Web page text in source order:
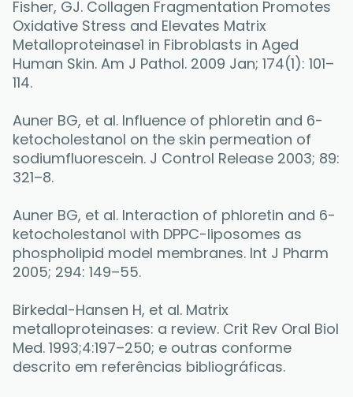
Fisher, GJ. Collagen Fragmentation Promotes
Oxidative Stress and Elevates Matrix
Metalloproteinase1 in Fibroblasts in Aged
Human Skin. Am J Pathol. 2009 Jan; 174(1): 101–
114.
Auner BG, et al. Influence of phloretin and 6-
ketocholestanol on the skin permeation of
sodiumfluorescein. J Control Release 2003; 89:
321–8.
Auner BG, et al. Interaction of phloretin and 6-
ketocholestanol with DPPC-liposomes as
phospholipid model membranes. Int J Pharm
2005; 294: 149–55.
Birkedal-Hansen H, et al. Matrix
metalloproteinases: a review. Crit Rev Oral Biol
Med. 1993;4:197–250; e outras conforme
descrito em referências bibliográficas.